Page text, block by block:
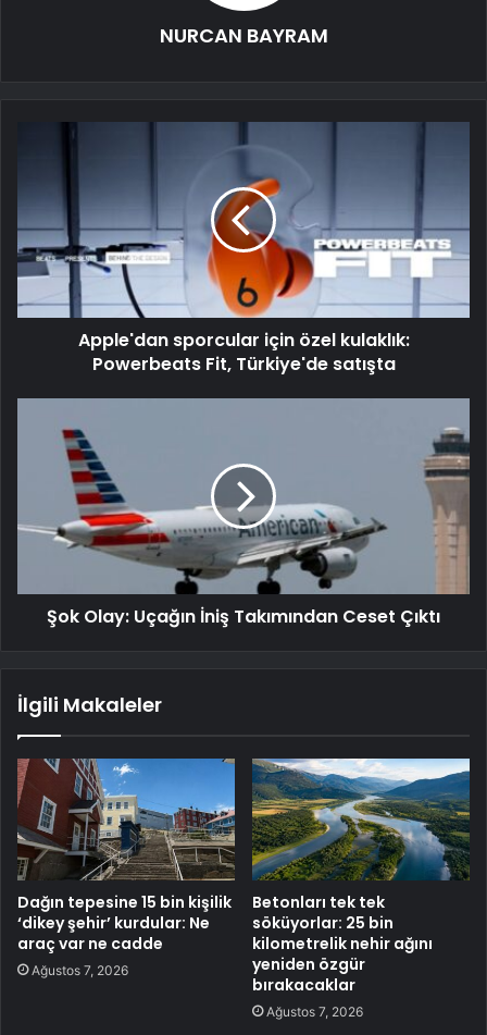
NURCAN BAYRAM
Apple'dan sporcular için özel kulaklık:
Powerbeats Fit, Türkiye'de satışta
Şok Olay: Uçağın İniş Takımından Ceset Çıktı
İlgili Makaleler
Dağın tepesine 15 bin kişilik
‘dikey şehir’ kurdular: Ne
araç var ne cadde
Ağustos 7, 2026
Betonları tek tek
söküyorlar: 25 bin
kilometrelik nehir ağını
yeniden özgür
bırakacaklar
Ağustos 7, 2026